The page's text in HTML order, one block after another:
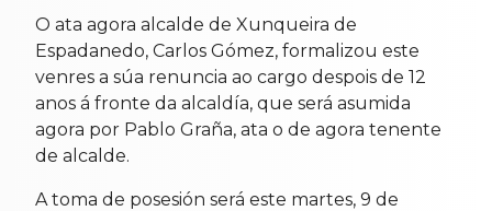
O ata agora alcalde de Xunqueira de
Espadanedo, Carlos Gómez, formalizou este
venres a súa renuncia ao cargo despois de 12
anos á fronte da alcaldía, que será asumida
agora por Pablo Graña, ata o de agora tenente
de alcalde.
A toma de posesión será este martes, 9 de